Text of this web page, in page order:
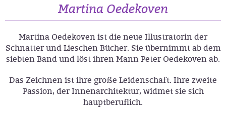
Martina Oedekoven
Martina Oedekoven ist die neue Illustratorin der
Schnatter und Lieschen Bücher. Sie übernimmt ab dem
siebten Band und löst ihren Mann Peter Oedekoven ab.
Das Zeichnen ist ihre große Leidenschaft. Ihre zweite
Passion, der Innenarchitektur, widmet sie sich
hauptberuflich.